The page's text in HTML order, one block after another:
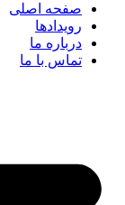
صفحه اصلی
رویدادها
درباره ما
تماس با ما